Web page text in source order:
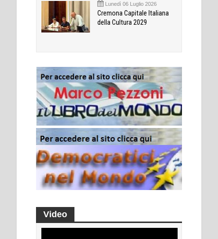
Lunedì 06 Luglio 2026
Cremona Capitale Italiana
della Cultura 2029
Video